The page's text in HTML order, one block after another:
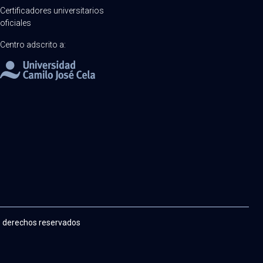
Certificadores universitarios
oficiales
Centro adscrito a:
derechos reservados